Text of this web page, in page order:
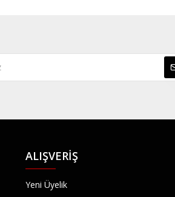
ALIŞVERIŞ
Yeni Üyelik